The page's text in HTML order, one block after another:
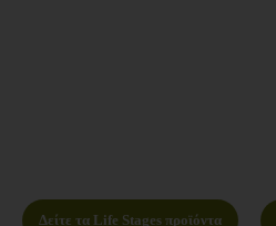
Δείτε τα Life Stages προϊόντα